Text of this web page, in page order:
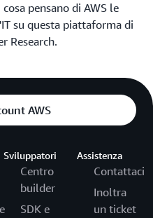
cosa pensano di AWS le
su questa piattaforma di
Research.
AWS
Sviluppatori
Centro
builder
SDK e
Assistenza
Contattaci
Inoltra
un ticket